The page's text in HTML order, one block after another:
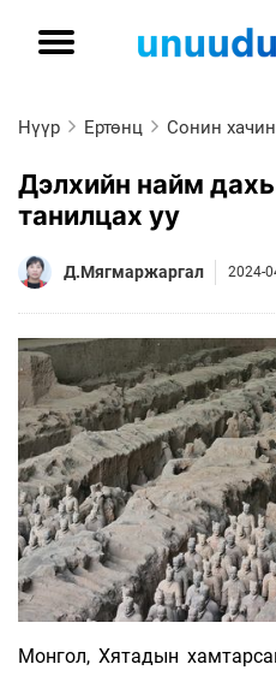
Нүүр Ертөнц Сонин хачин
Дэлхийн найм
танилцах уу
Д.Мягмаржаргал 2024-
Монгол, Хятадын